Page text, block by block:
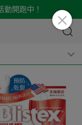
動開跑中！